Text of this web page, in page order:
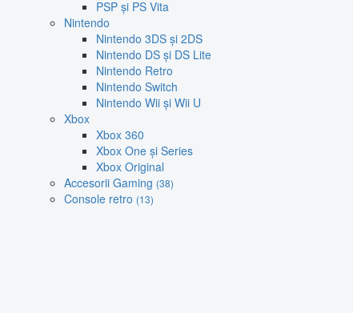
PSP și PS Vita
Nintendo
Nintendo 3DS și 2DS
Nintendo DS și DS Lite
Nintendo Retro
Nintendo Switch
Nintendo Wii și Wii U
Xbox
Xbox 360
Xbox One și Series
Xbox Original
Accesorii Gaming (38)
Console retro (13)